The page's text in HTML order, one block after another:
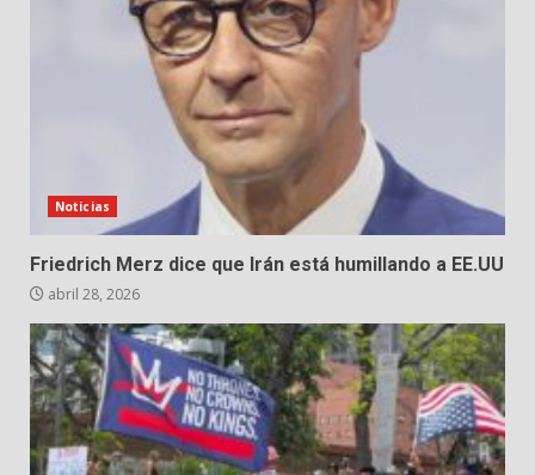
Noticias
Friedrich Merz dice que Irán está humillando a EE.UU
abril 28, 2026